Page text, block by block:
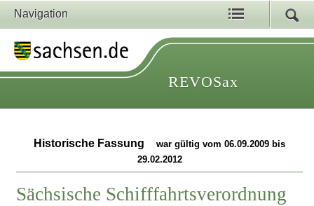
Navigation
REVOSax
Historische Fassung
war gültig vom 06.09.2009 bis
29.02.2012
Sächsische Schifffahrtsverordnung